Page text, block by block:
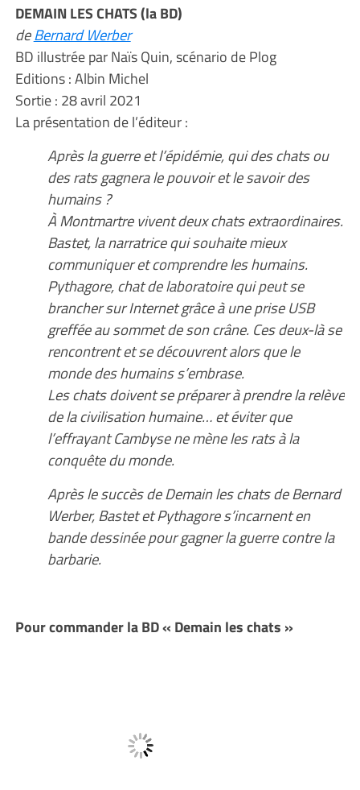
DEMAIN LES CHATS (la BD)
deBernard Werber
BD illustrée par Naïs Quin, scénario de Plog
Editions : Albin Michel
Sortie : 28 avril 2021
La présentation de l’éditeur :
Après la guerre et l’épidémie, qui des chats ou
des rats gagnera le pouvoir et le savoir des
humains ?
À Montmartre vivent deux chats extraordinaires.
Bastet, la narratrice qui souhaite mieux
communiquer et comprendre les humains.
Pythagore, chat de laboratoire qui peut se
brancher sur Internet grâce à une prise USB
greffée au sommet de son crâne. Ces deux-là se
rencontrent et se découvrent alors que le
monde des humains s’embrase.
Les chats doivent se préparer à prendre la relève
de la civilisation humaine… et éviter que
l’effrayant Cambyse ne mène les rats à la
conquête du monde.
Après le succès de Demain les chats de Bernard
Werber, Bastet et Pythagore s’incarnent en
bande dessinée pour gagner la guerre contre la
barbarie.
Pour commander la BD « Demain les chats »